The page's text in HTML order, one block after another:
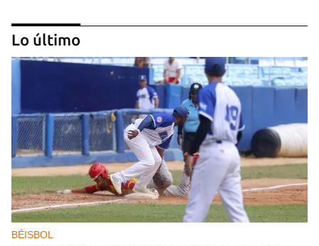
DEPORTACIONES EE UU
El ICE envía a la fuerza a migrantes, entre ellos
cuatro cubanos, a la República Centroafricana
Lo último
BÉISBOL